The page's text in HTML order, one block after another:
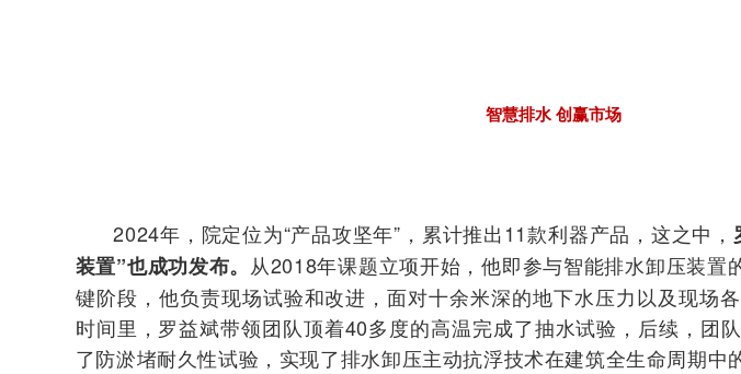
智慧排水 创赢市场
2024年，院定位为“产品攻坚年”，累计推出11款利器产品，这之中，
装置”也成功发布。 从2018年课题立项开始，他即参与智能排水卸压装置
键阶段，他负责现场试验和改进，面对十余米深的地下水压力以及现场
时间里， 罗益斌带领团队顶着40多度的高温完成了抽水试验，后续，团
了防淤堵耐久性试验，实现了排水卸压主动抗浮技术在建筑全生命周期中